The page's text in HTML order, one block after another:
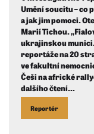
Umění soucitu –
a jak jim pomoci.
Marií Tichou.
ukrajinskou
reportáže na 20
ve fakultní
Češi na africké
dalšího čtení…
Reportér